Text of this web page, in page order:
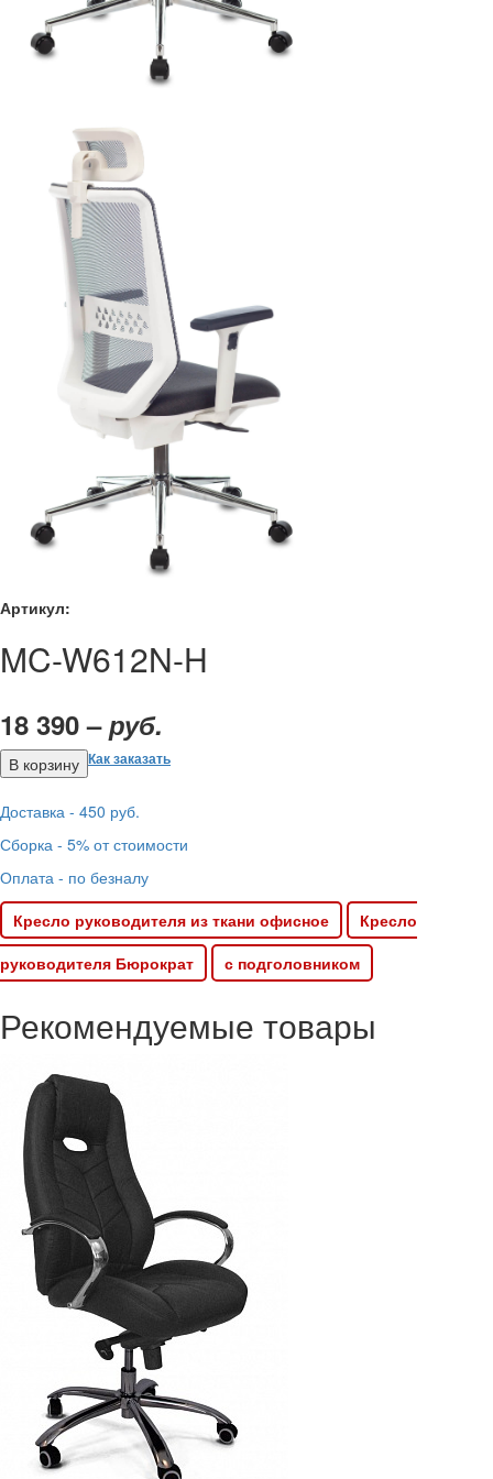
Артикул:
MC-W612N-H
18 390 –руб.
Как заказать
Доставка - 450 руб.
Сборка - 5% от стоимости
Оплата - по безналу
Кресло руководителя из ткани офисное
Кресло
руководителя Бюрократ
с подголовником
Рекомендуемые товары